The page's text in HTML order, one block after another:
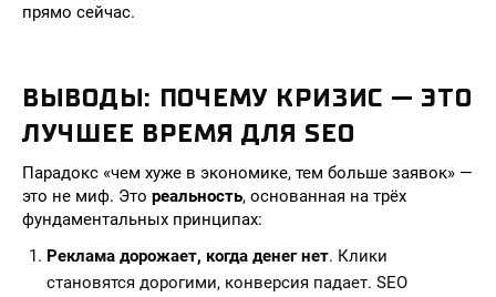
прямо сейчас.
ВЫВОДЫ: ПОЧЕМУ КРИЗИС — ЭТО
ЛУЧШЕЕ ВРЕМЯ ДЛЯ SEO
Парадокс «чем хуже в экономике, тем больше заявок» —
это не миф. Это реальность, основанная на трёх
фундаментальных принципах:
Реклама дорожает, когда денег нет. Клики
становятся дорогими, конверсия падает. SEO